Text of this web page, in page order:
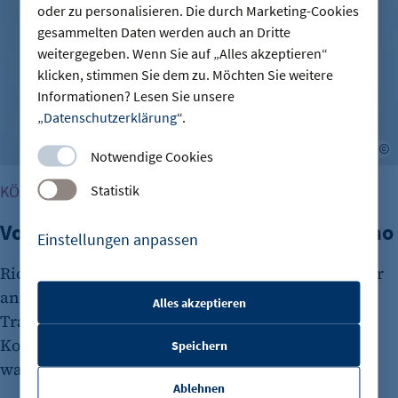
oder zu personalisieren. Die durch Marketing-Cookies
gesammelten Daten werden auch an Dritte
weitergegeben. Wenn Sie auf „Alles akzeptieren“
klicken, stimmen Sie dem zu. Möchten Sie weitere
Informationen? Lesen Sie unsere
„Datenschutzerklärung“.
Notwendige Cookies
Statistik
Einstellungen anpassen
etracker Sitzungs-Cookie
Alles akzeptieren
Ablehnen
Speichern
KÖPFE DER BERLINER WIRTSCHAFT
Vorgestellt: Ricardo dos Santos Miquelino
Ricardo dos Santos Miquelino, Geschäftsführer der
and dos Santos GmbH, spricht im Interview über
Transformationsprozesse in Organisationen,
Kollektive Intelligenz und KI sowie die Gründe,
warum er nicht mehr ausbildet.